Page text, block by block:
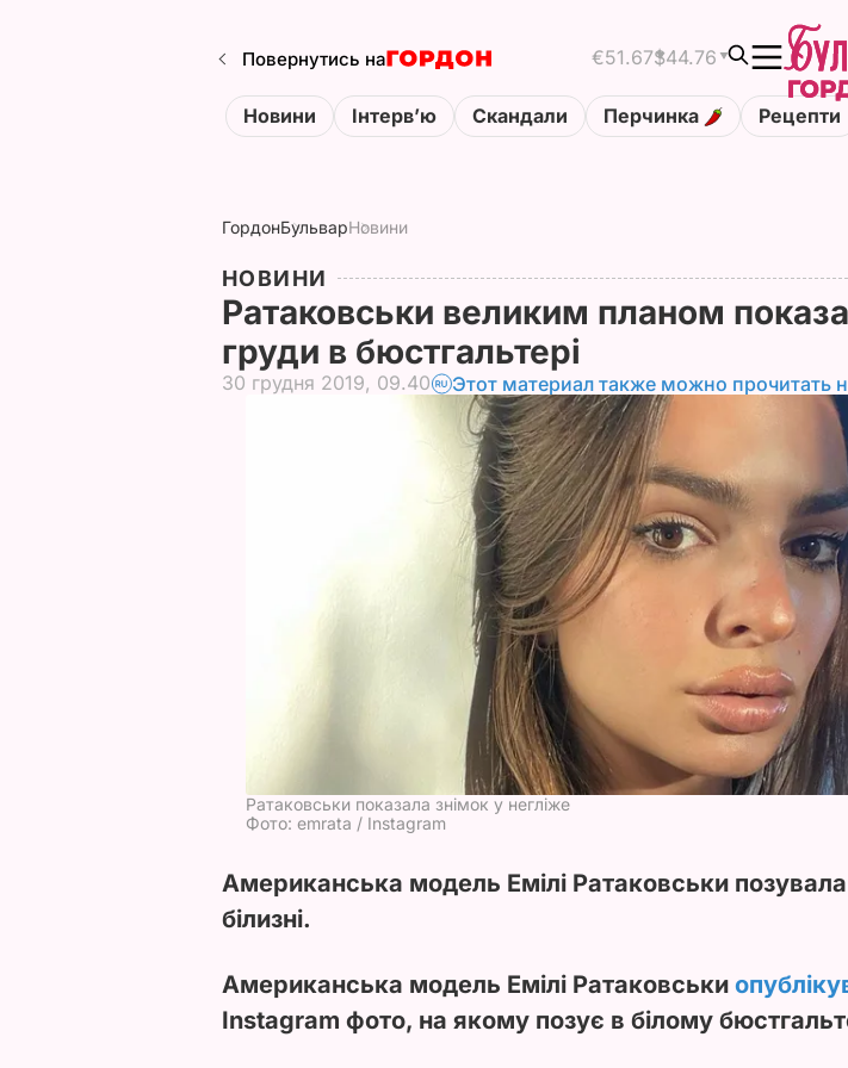
Повернутись на €51.67$44.76
Новини Інтервʼю Скандали Перчинка Рецепти
ГордонБульварНовини
НОВИНИ
Ратаковськи великим планом
груди в бюстгальтері
30 грудня 2019, 09.40 Этот материал также можно прочитать
Ратаковськи показала знімок у негліже
Фото: emrata / Instagram
Американська модель Емілі Ратаковськи позувала
білизні.
Американська модель Емілі Ратаковськи
Instagram фото, на якому позує в білому